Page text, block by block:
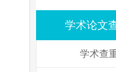
学术论文
学术查